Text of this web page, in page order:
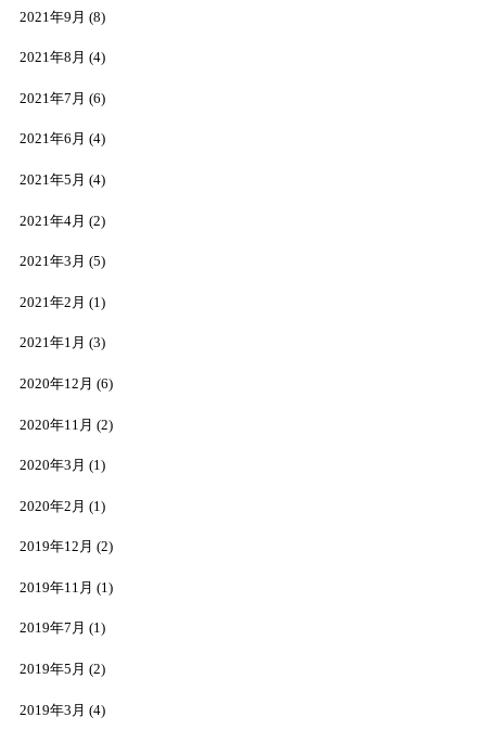
2021年9月 (8)
2021年8月 (4)
2021年7月 (6)
2021年6月 (4)
2021年5月 (4)
2021年4月 (2)
2021年3月 (5)
2021年2月 (1)
2021年1月 (3)
2020年12月 (6)
2020年11月 (2)
2020年3月 (1)
2020年2月 (1)
2019年12月 (2)
2019年11月 (1)
2019年7月 (1)
2019年5月 (2)
2019年3月 (4)